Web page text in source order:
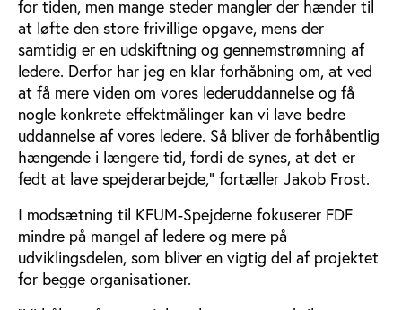
for tiden, men mange steder mangler der hænder til
at løfte den store frivillige opgave, mens der
samtidig er en udskiftning og gennemstrømning af
ledere. Derfor har jeg en klar forhåbning om, at ved
at få mere viden om vores lederuddannelse og få
nogle konkrete effektmålinger kan vi lave bedre
uddannelse af vores ledere. Så bliver de forhåbentlig
hængende i længere tid, fordi de synes, at det er
fedt at lave spejderarbejde,” fortæller Jakob Frost.
I modsætning til KFUM-Spejderne fokuserer FDF
mindre på mangel af ledere og mere på
udviklingsdelen, som bliver en vigtig del af projektet
for begge organisationer.